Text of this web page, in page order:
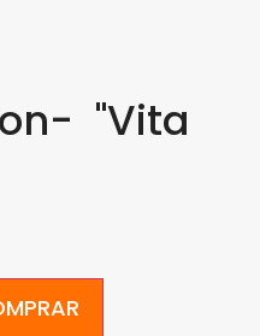
"Vita